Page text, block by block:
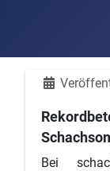
Details
Bei